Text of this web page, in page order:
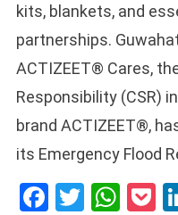
kits, blankets, and
partnerships.
ACTIZEET® Cares,
Responsibility (CSR)
brand ACTIZEET®,
its Emergency Flood
Facebook
Twitter